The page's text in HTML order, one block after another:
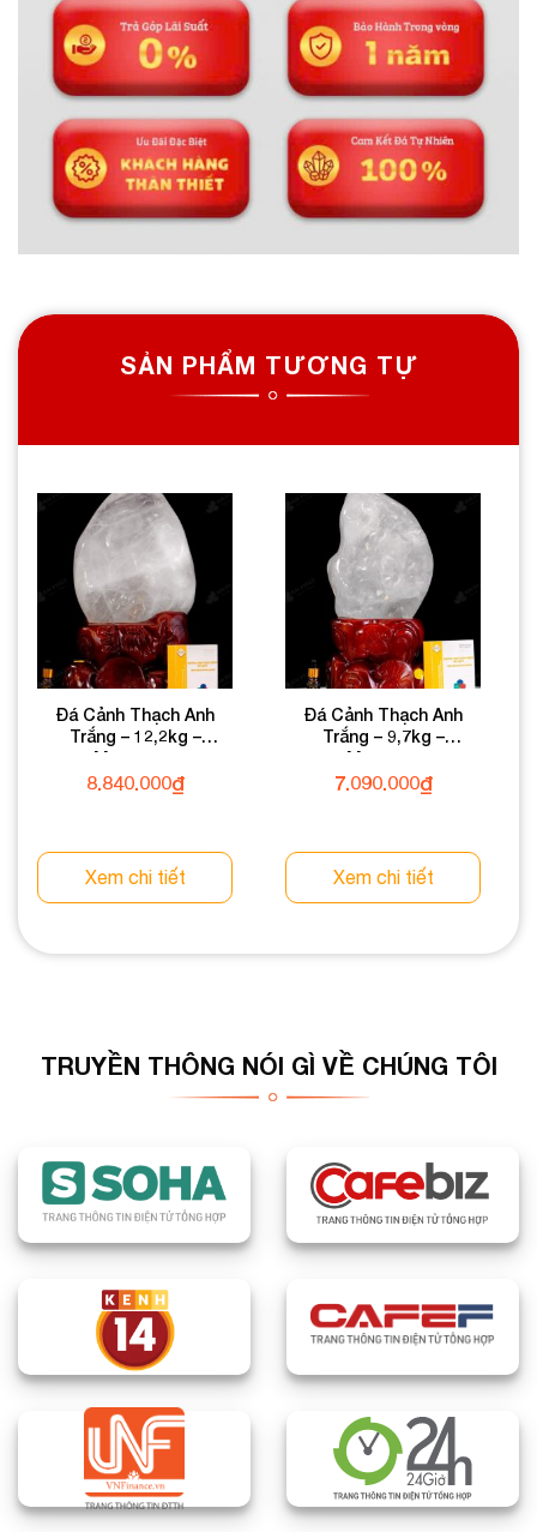
SẢN PHẨM TƯƠNG TỰ
Đá Cảnh Thạch Anh
Trắng – 12,2kg –
M1702122
8.840.000₫
Xem chi tiết
Đá Cảnh Thạch Anh
Trắng – 9,7kg –
M170297
7.090.000₫
Xem chi tiết
TRUYỀN THÔNG NÓI GÌ VỀ CHÚNG TÔI